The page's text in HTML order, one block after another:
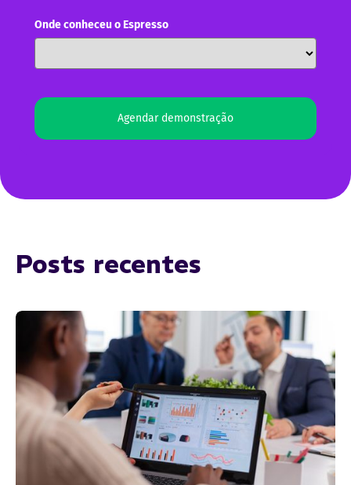
Onde conheceu o Espresso
Agendar demonstração
Posts recentes